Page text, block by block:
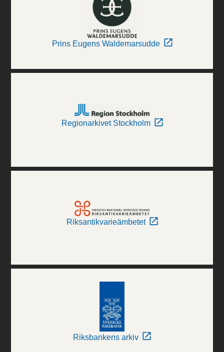
Prins Eugens Waldemarsudde
Regionarkivet Stockholm
Riksantikvarieämbetet
Riksbankens arkiv